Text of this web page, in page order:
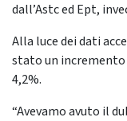
dall’Astc ed Ept,
Alla luce dei dati
stato un incremento
4,2%.
“Avevamo avuto il